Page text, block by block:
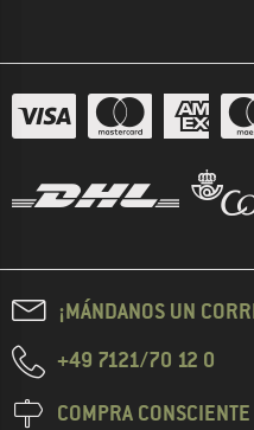
¡MÁNDANOS UN
+49 7121/70 12 0
COMPRA CONSCIENTE